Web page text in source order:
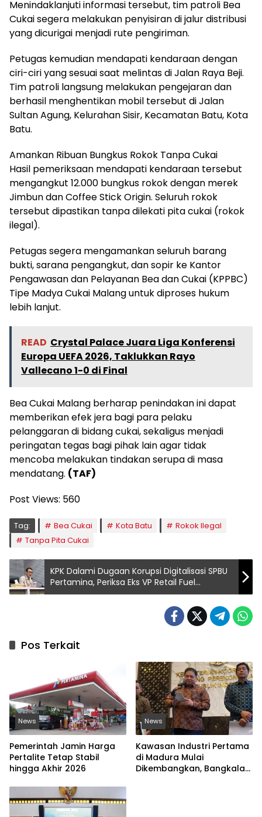
Menindaklanjuti informasi tersebut, tim patroli Bea
Cukai segera melakukan penyisiran di jalur distribusi
yang dicurigai menjadi rute pengiriman.
Petugas kemudian mendapati kendaraan dengan
ciri-ciri yang sesuai saat melintas di Jalan Raya Beji.
Tim patroli langsung melakukan pengejaran dan
berhasil menghentikan mobil tersebut di Jalan
Sultan Agung, Kelurahan Sisir, Kecamatan Batu, Kota
Batu.
Amankan Ribuan Bungkus Rokok Tanpa Cukai
Hasil pemeriksaan mendapati kendaraan tersebut
mengangkut 12.000 bungkus rokok dengan merek
Jimbun dan Coffee Stick Origin. Seluruh rokok
tersebut dipastikan tanpa dilekati pita cukai (rokok
ilegal).
Petugas segera mengamankan seluruh barang
bukti, sarana pengangkut, dan sopir ke Kantor
Pengawasan dan Pelayanan Bea dan Cukai (KPPBC)
Tipe Madya Cukai Malang untuk diproses hukum
lebih lanjut.
READ Crystal Palace Juara Liga Konferensi
Europa UEFA 2026, Taklukkan Rayo
Vallecano 1-0 di Final
Bea Cukai Malang berharap penindakan ini dapat
memberikan efek jera bagi para pelaku
pelanggaran di bidang cukai, sekaligus menjadi
peringatan tegas bagi pihak lain agar tidak
mencoba melakukan tindakan serupa di masa
mendatang. (TAF)
Post Views: 560
Tag: Bea Cukai Kota Batu
Rokok Ilegal
Tanpa Pita Cukai
KPK Dalami Dugaan Korupsi Digitalisasi SPBU
Pertamina, Periksa Eks VP Retail Fuel
Marketing
Pos Terkait
News
Pemerintah Jamin Harga
Pertalite Tetap Stabil
hingga Akhir 2026
News
Kawasan Industri Pertama
di Madura Mulai
Dikembangkan, Bangkalan